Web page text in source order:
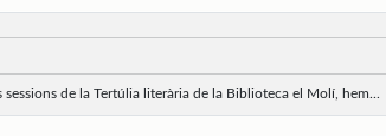
de la Tertúlia literària de la Biblioteca el Molí, hem...